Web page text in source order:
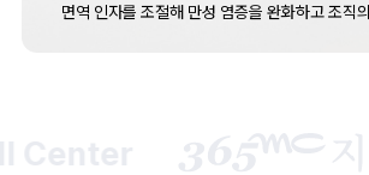
면역 인자를 조절해 만성 염증을 완화하고 조직